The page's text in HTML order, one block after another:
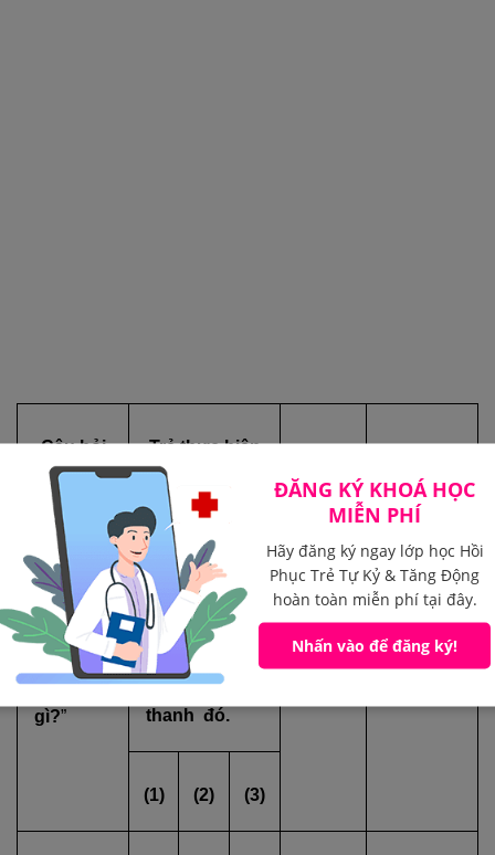
Câu hỏi Trẻ thực hiện
Ngày
hướng
dẫn
Ngày trẻ
tiếp thu
được
(1)
và (2):
“Con
vừa
nghe
gì?”
(1) Chỉ vào
đúng bức
tranh
miêu tả âm
thanh vừa
nghe.
(2) Nói được
thanh đó.
(1) (2) (3)
ĐĂNG KÝ KHOÁ HỌC
MIỄN PHÍ
Hãy đăng ký ngay lớp học Hồi
Phục Trẻ Tự Kỷ & Tăng Động
hoàn toàn miễn phí tại đây.
Nhấn vào để đăng ký!